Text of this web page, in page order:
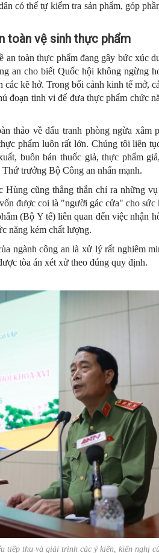
có thể tự kiểm tra sản phẩm, góp
toàn vệ sinh thực phẩm
an toàn thực phẩm đang gây bức xúc
an cho biết Quốc hội không ngừng
các kẽ hở. Trong bối cảnh kinh tế mở,
đoạn tinh vi để đưa thực phẩm chức
thảo về đấu tranh phòng ngừa xâm
phẩm luôn rất lớn. Chúng tôi liên
buôn bán thuốc giả, thực phẩm
trưởng Bộ Công an nhấn mạnh.
cũng thẳng thắn chỉ ra những
được coi là "người gác cửa" cho sức
(Bộ Y tế) liên quan đến việc nhận
năng kém chất lượng.
ngành công an là xử lý rất nghiêm
tòa án xét xử theo đúng quy định.
tiếp thu và giải trình các ý kiến, kiến nghị